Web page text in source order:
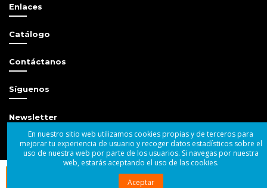
Comprar ahora
Enlaces
Catálogo
Contáctanos
Síguenos
Newsletter
© 2004 - 2025 Superbass Audio SL
En nuestro sitio web utilizamos cookies propias y de terceros para
mejorar tu experiencia de usuario y recoger datos estadísticos sobre el
uso de nuestra web por parte de los usuarios. Si navegas por nuestra
web, estarás aceptando el uso de las cookies.
Aceptar